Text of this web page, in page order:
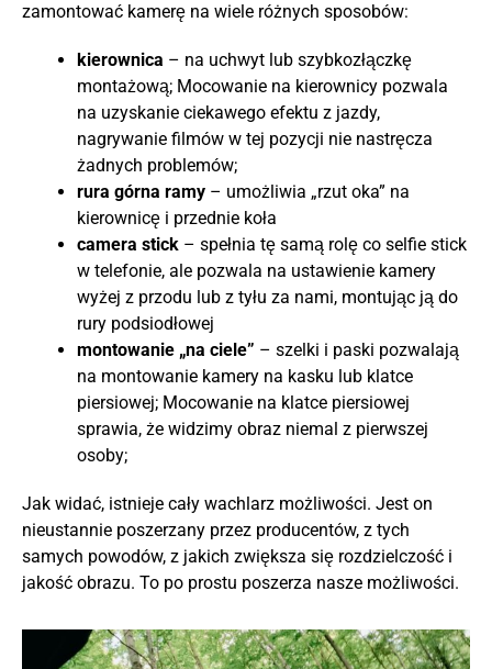
zamontować kamerę na wiele różnych sposobów:
kierownica – na uchwyt lub szybkozłączkę
montażową; Mocowanie na kierownicy pozwala
na uzyskanie ciekawego efektu z jazdy,
nagrywanie filmów w tej pozycji nie nastręcza
żadnych problemów;
rura górna ramy – umożliwia „rzut oka” na
kierownicę i przednie koła
camera stick – spełnia tę samą rolę co selfie stick
w telefonie, ale pozwala na ustawienie kamery
wyżej z przodu lub z tyłu za nami, montując ją do
rury podsiodłowej
montowanie „na ciele” – szelki i paski pozwalają
na montowanie kamery na kasku lub klatce
piersiowej; Mocowanie na klatce piersiowej
sprawia, że widzimy obraz niemal z pierwszej
osoby;
Jak widać, istnieje cały wachlarz możliwości. Jest on
nieustannie poszerzany przez producentów, z tych
samych powodów, z jakich zwiększa się rozdzielczość i
jakość obrazu. To po prostu poszerza nasze możliwości.